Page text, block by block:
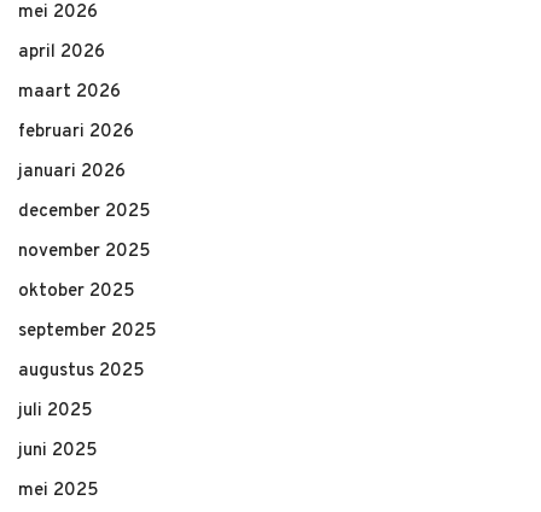
mei 2026
april 2026
maart 2026
februari 2026
januari 2026
december 2025
november 2025
oktober 2025
september 2025
augustus 2025
juli 2025
juni 2025
mei 2025